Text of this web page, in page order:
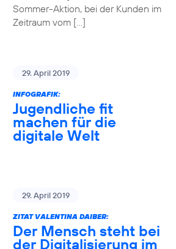
Sommer-Aktion, bei der Kunden im
Zeitraum vom […]
29. April 2019
INFOGRAFIK:
Jugendliche fit
machen für die
digitale Welt
29. April 2019
ZITAT VALENTINA DAIBER:
Der Mensch steht bei
der Digitalisierung im